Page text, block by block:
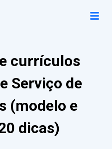
currículos
Serviço de
(modelo e
dicas)